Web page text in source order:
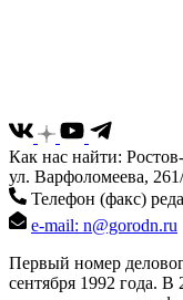
Как нас найти:
ул. Варфоломеева,
Телефон (факс)
e-mail: n@gorodn.ru
Первый номер
сентября 1992 года. В